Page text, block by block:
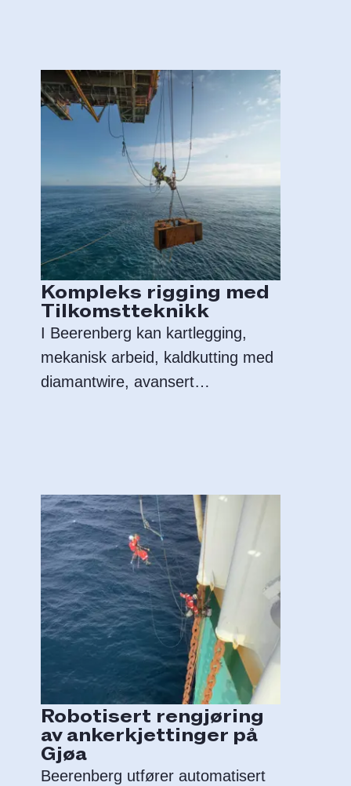
Kompleks rigging med
Tilkomstteknikk
I Beerenberg kan kartlegging,
mekanisk arbeid, kaldkutting med
diamantwire, avansert
Robotisert rengjøring
av ankerkjettinger på
Gjøa
Beerenberg utfører automatisert